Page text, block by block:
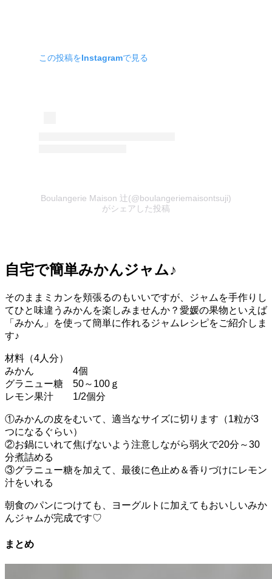
この投稿をInstagramで見る
Boulangerie Maison 辻(@boulangeriemaisontsuji)
がシェアした投稿
自宅で簡単みかんジャム♪
そのままミカンを頬張るのもいいですが、ジャムを手作りし
てひと味違うみかんを楽しみませんか？愛媛の果物といえば
「みかん」を使って簡単に作れるジャムレシピをご紹介しま
す♪
材料（4人分）
みかん 4個
グラニュー糖 50～100ｇ
レモン果汁 1/2個分
①みかんの皮をむいて、適当なサイズに切ります（1粒が3
つになるぐらい）
②お鍋にいれて焦げないよう注意しながら弱火で20分～30
分煮詰める
③グラニュー糖を加えて、最後に色止め＆香りづけにレモン
汁をいれる
朝食のパンにつけても、ヨーグルトに加えてもおいしいみか
んジャムが完成です♡
まとめ